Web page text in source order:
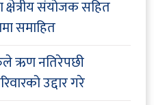
क्षेत्रीय संयोजक सहित
समाहित
ऋण नतिरेपछी
उद्दार गरे